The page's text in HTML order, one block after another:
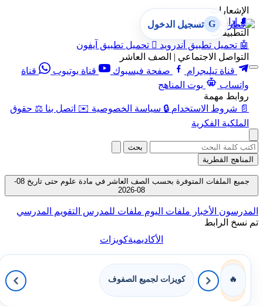
الإشعارات
🔔 إدارة الإشعارات
التطبيقات
🤖 تحميل تطبيق أندرويد  تحميل تطبيق آيفون
التواصل الاجتماعي | الصف العاشر
قناة تيليجرام
صفحة فيسبوك قناة يوتيوب
قناة
واتساب
بوت المناهج
روابط مهمة
📄 شروط الاستخدام 🔒 سياسة الخصوصية ✉️ اتصل بنا ⚖️ حقوق
الملكية الفكرية
G تسجيل الدخول
بحث
المناهج القطرية
جميع الملفات المتوفرة بحسب الصف العاشر في مادة علوم حتى تاريخ 08-
08-2026
المدرسون الأخبار ملفات اليوم ملفات للمدرس التقويم المدرسي
تم نسخ الرابط
الأكاديميةكويزات
🔥 كويزات لجميع الصفوف